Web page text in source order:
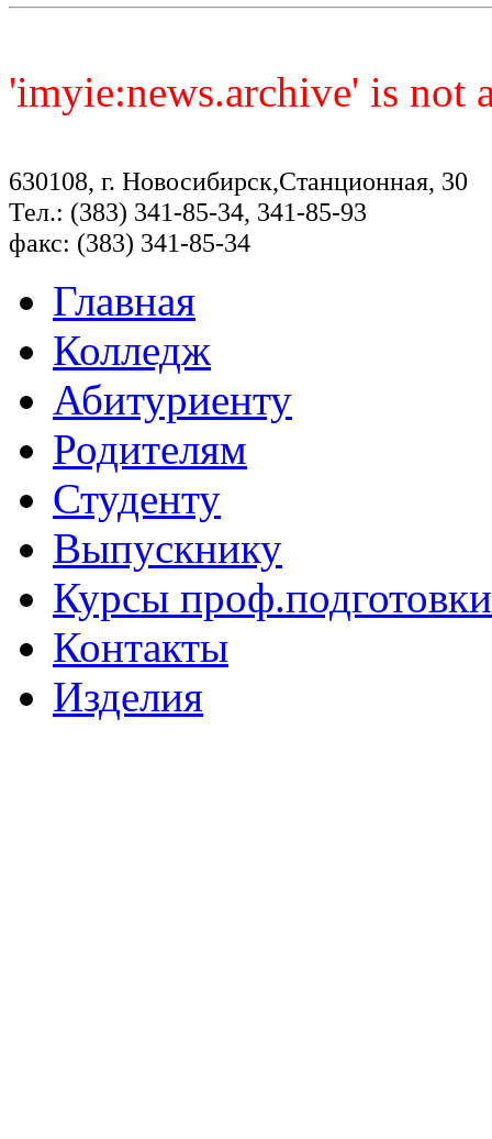
'imyie:news.archive' is not
630108, г. Новосибирск,Станционная, 30
Тел.: (383) 341-85-34, 341-85-93
факс: (383) 341-85-34
Главная
Колледж
Абитуриенту
Родителям
Студенту
Выпускнику
Курсы проф.подготовки
Контакты
Изделия